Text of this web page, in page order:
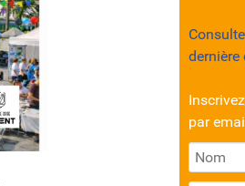
dernière
par